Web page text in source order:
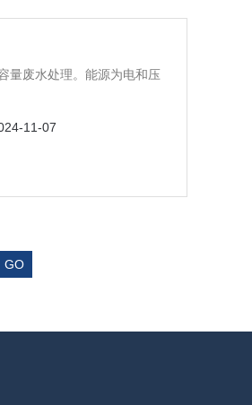
量废水处理。能源为电和压
11-07